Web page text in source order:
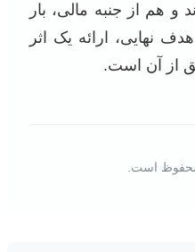
و هم از جنبه مالی، بار
نهایی، ارائه یک اثر
از آن است.
است.